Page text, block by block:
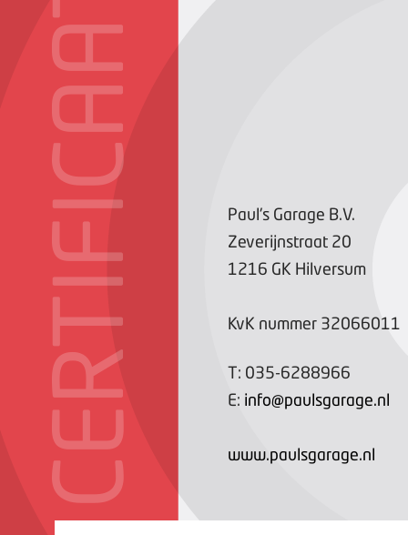
CERTIFICAAT
Paul's Garage B.V.
Zeverijnstraat 20
1216 GK Hilversum
KvK nummer 32066011
T: 035-6288966
E: info@paulsgarage.nl
www.paulsgarage.nl